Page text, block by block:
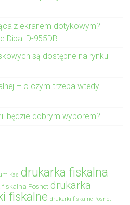
z ekranem dotykowym?
Dibal D-955DB
są dostępne na rynku i
– o czym trzeba wtedy
będzie dobrym wyborem?
Kas drukarka fiskalna
Posnet drukarka
fiskalne drukarki fiskalne Posnet